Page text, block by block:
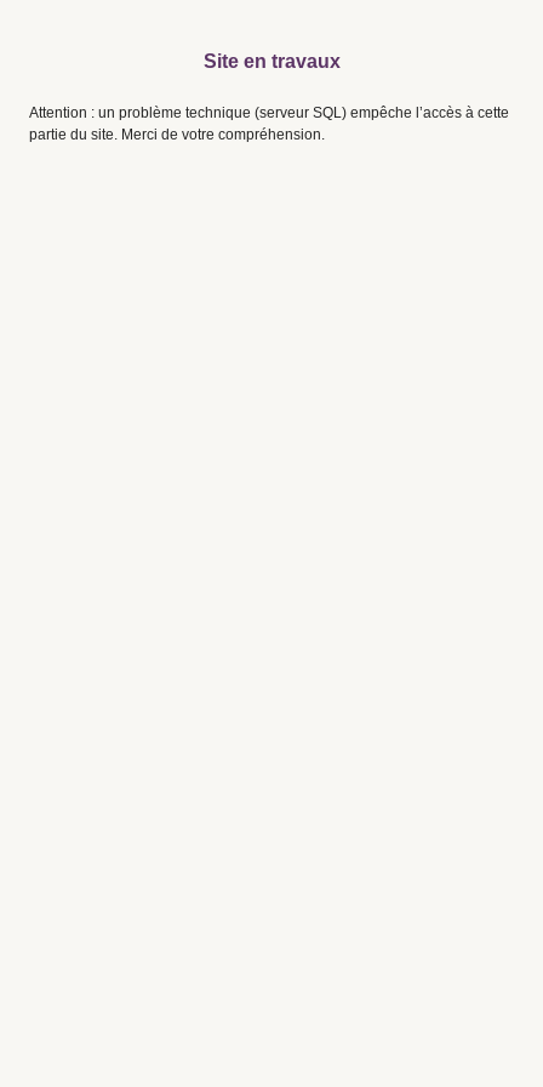
Site en travaux
Attention : un problème technique (serveur SQL) empêche l’accès à cette
partie du site. Merci de votre compréhension.